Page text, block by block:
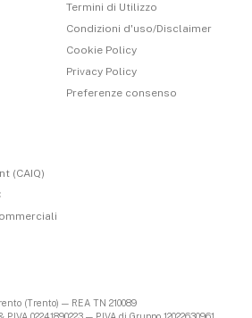
Termini di Utilizzo
Condizioni d'uso/Disclaimer
Cookie Policy
Privacy Policy
Preferenze consenso
(CAIQ)
(Trento) — REA TN 210089